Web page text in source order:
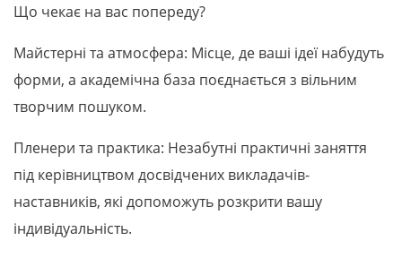
Що чекає на вас попереду?
Майстерні та атмосфера: Місце, де ваші ідеї набудуть
форми, а академічна база поєднається з вільним
творчим пошуком.
Пленери та практика: Незабутні практичні заняття
під керівництвом досвідчених викладачів-
наставників, які допоможуть розкрити вашу
індивідуальність.